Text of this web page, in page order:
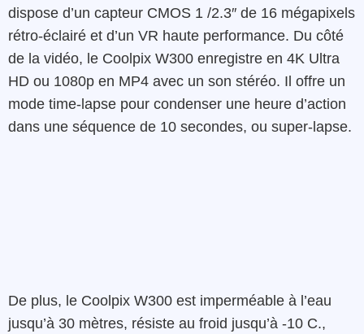
dispose d’un capteur CMOS 1 /2.3″ de 16 mégapixels
rétro-éclairé et d’un VR haute performance. Du côté
de la vidéo, le Coolpix W300 enregistre en 4K Ultra
HD ou 1080p en MP4 avec un son stéréo. Il offre un
mode time-lapse pour condenser une heure d’action
dans une séquence de 10 secondes, ou super-lapse.
De plus, le Coolpix W300 est imperméable à l’eau
jusqu’à 30 mètres, résiste au froid jusqu’à -10 C.,